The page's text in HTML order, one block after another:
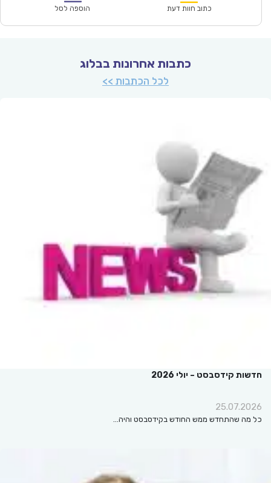
₪499.00.
כתוב חוות דעת הוספה לסל
כתבות אחרונות בבלוג
לכל הכתבות >>
חדשות קידסבסט – יולי 2026
25.07.2026
כל מה שהתחדש ממש החודש בקידסבסט והיה…